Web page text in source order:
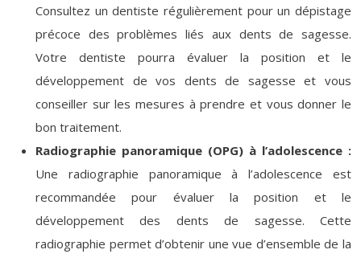
Consultez un dentiste régulièrement pour un dépistage
précoce des problèmes liés aux dents de sagesse.
Votre dentiste pourra évaluer la position et le
développement de vos dents de sagesse et vous
conseiller sur les mesures à prendre et vous donner le
bon traitement.
Radiographie panoramique (OPG) à l’adolescence :
Une radiographie panoramique à l’adolescence est
recommandée pour évaluer la position et le
développement des dents de sagesse. Cette
radiographie permet d’obtenir une vue d’ensemble de la